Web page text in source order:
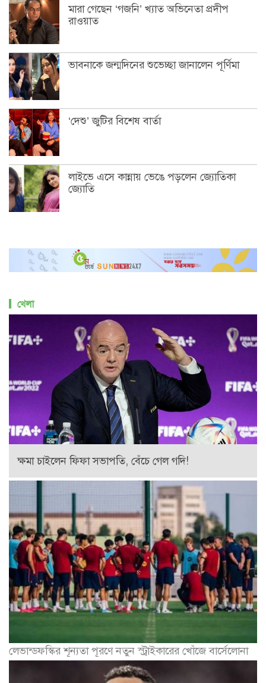
মারা গেছেন ‘গজনি’ খ্যাত অভিনেতা প্রদীপ
রাওয়াত
ভাবনাকে জন্মদিনের শুভেচ্ছা জানালেন পূর্ণিমা
‘দেশু’ জুটির বিশেষ বার্তা
লাইভে এসে কান্নায় ভেঙে পড়লেন জ্যোতিকা
জ্যোতি
খেলা
ক্ষমা চাইলেন ফিফা সভাপতি, বেঁচে গেল গদি!
লেভান্ডফস্কির শূন্যতা পূরণে নতুন স্ট্রাইকারের খোঁজে বার্সেলোনা